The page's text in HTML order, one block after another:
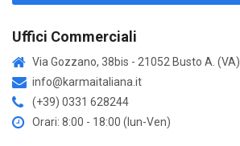
Uffici Commerciali
Via Gozzano, 38bis - 21052 Busto A. (VA)
info@karmaitaliana.it
(+39) 0331 628244
Orari: 8:00 - 18:00 (lun-Ven)